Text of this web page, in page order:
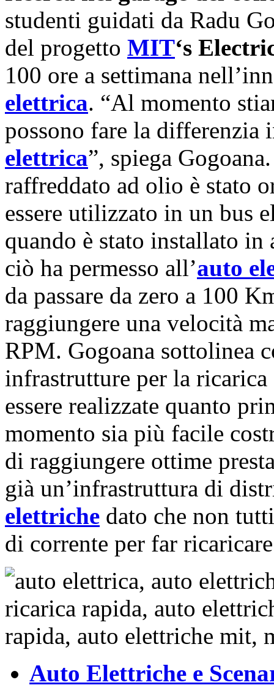
studenti guidati da Radu
del progetto MIT‘s
100 ore a settimana
elettrica. “Al momento
possono fare la differenzia
elettrica”, spiega
raffreddato ad olio è stato
essere utilizzato in un bus
quando è stato installato in
ciò ha permesso all’auto
da passare da zero a 100
raggiungere una velocità
RPM. Gogoana sottolinea
infrastrutture per la
essere realizzate quanto
momento sia più facile
di raggiungere ottime
già un’infrastruttura di
elettriche dato che non
di corrente per far
Auto Elettriche e